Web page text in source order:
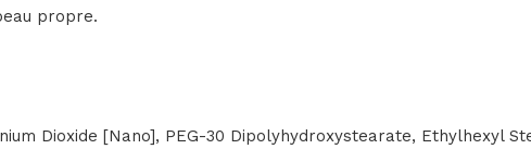
propre.
Dioxide [Nano], PEG-30 Dipolyhydroxystearate, Ethylhexyl